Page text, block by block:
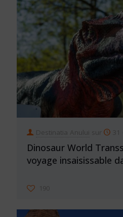
Destinatia Anului sur
Dinosaur World
voyage insaisissable
190